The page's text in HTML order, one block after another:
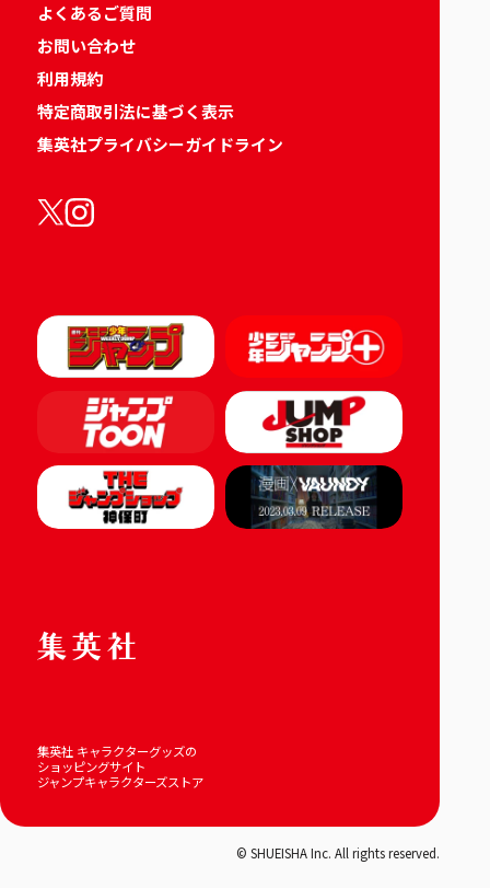
よくあるご質問
お問い合わせ
利用規約
特定商取引法に基づく表示
集英社プライバシーガイドライン
集英社 キャラクターグッズの
ショッピングサイト
ジャンプキャラクターズストア
© SHUEISHA Inc. All rights reserved.